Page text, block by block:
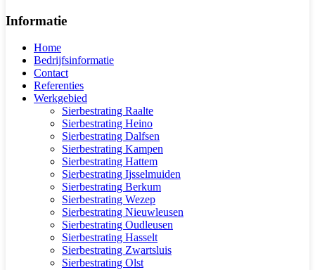
Informatie
Home
Bedrijfsinformatie
Contact
Referenties
Werkgebied
Sierbestrating Raalte
Sierbestrating Heino
Sierbestrating Dalfsen
Sierbestrating Kampen
Sierbestrating Hattem
Sierbestrating Ijsselmuiden
Sierbestrating Berkum
Sierbestrating Wezep
Sierbestrating Nieuwleusen
Sierbestrating Oudleusen
Sierbestrating Hasselt
Sierbestrating Zwartsluis
Sierbestrating Olst